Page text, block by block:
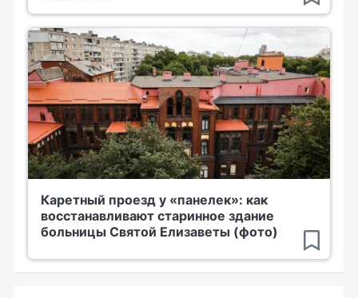
Каретный проезд у «панелек»: как
восстанавливают старинное здание
больницы Святой Елизаветы (фото)